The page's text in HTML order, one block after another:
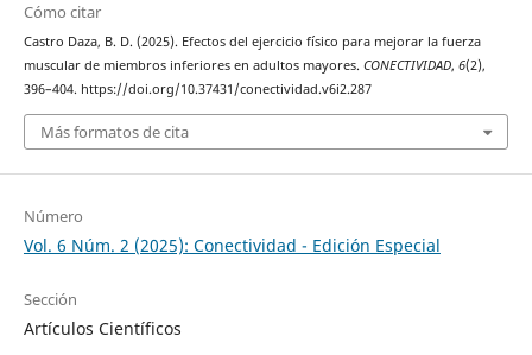
Cómo citar
Castro Daza, B. D. (2025). Efectos del ejercicio físico para mejorar la fuerza
muscular de miembros inferiores en adultos mayores. CONECTIVIDAD, 6(2),
396–404. https://doi.org/10.37431/conectividad.v6i2.287
Más formatos de cita
Número
Vol. 6 Núm. 2 (2025): Conectividad - Edición Especial
Sección
Artículos Científicos